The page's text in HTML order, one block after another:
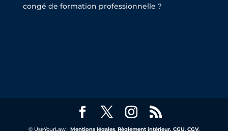
congé de formation professionnelle ?
© UseYourLaw | Mentions légales, Règlement intérieur, CGU, CGV,